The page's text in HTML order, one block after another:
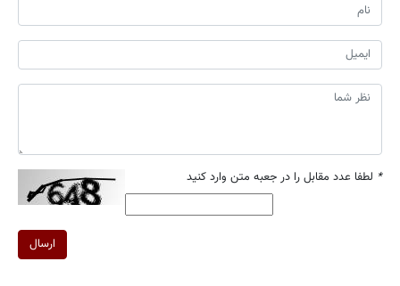
* لطفا عدد مقابل را در جعبه متن وارد کنید
ارسال